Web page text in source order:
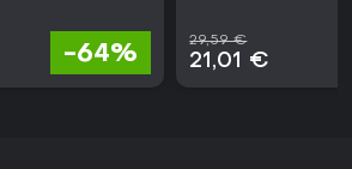
-64%
29,59 €
21,01 €